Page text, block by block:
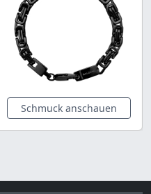
Schmuck anschauen